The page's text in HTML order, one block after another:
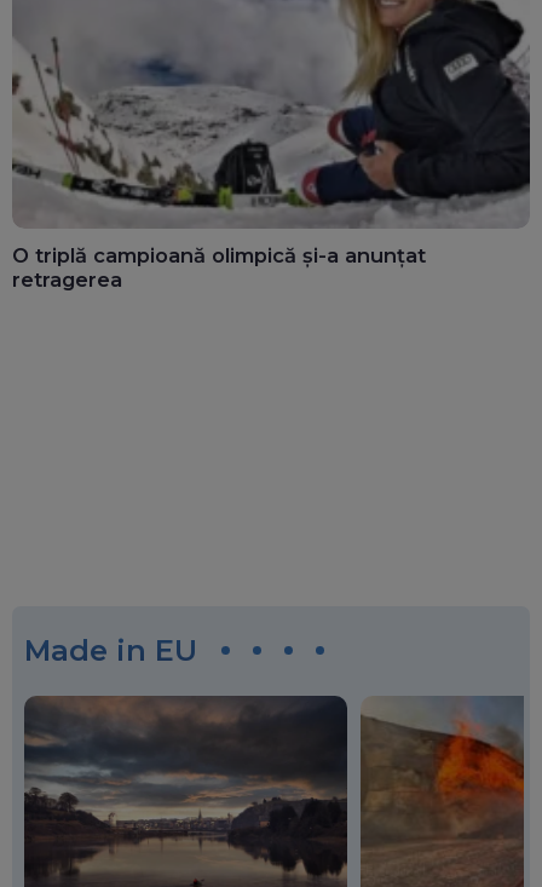
O triplă campioană olimpică și-a anunțat
retragerea
Made in EU